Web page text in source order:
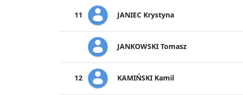
11 JANIEC Krystyna
JANKOWSKI Tomasz
12 KAMIŃSKI Kamil